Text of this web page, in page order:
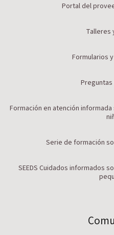
Portal del
Talleres
Formularios
Formación en atención
Serie de formación
SEEDS Cuidados informados